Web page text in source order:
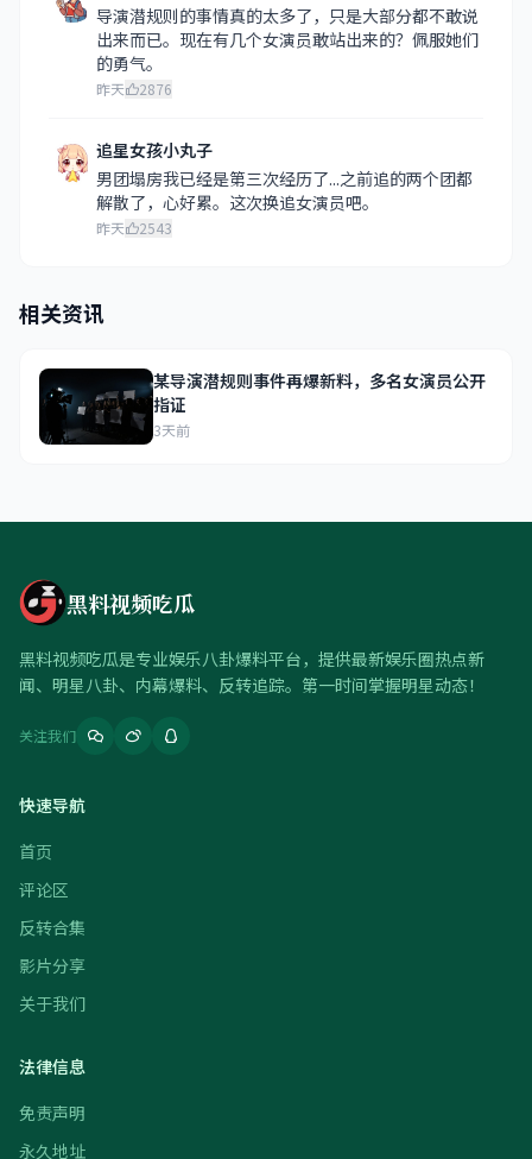
导演潜规则的事情真的太多了，只是大部分都不敢说
出来而已。现在有几个女演员敢站出来的？佩服她们
的勇气。
昨天 2876
追星女孩小丸子
男团塌房我已经是第三次经历了...之前追的两个团都
解散了，心好累。这次换追女演员吧。
昨天 2543
相关资讯
某导演潜规则事件再爆新料，多名女演员公开
指证
3天前
黑料视频吃瓜
黑料视频吃瓜是专业娱乐八卦爆料平台，提供最新娱乐圈热点新
闻、明星八卦、内幕爆料、反转追踪。第一时间掌握明星动态！
关注我们
快速导航
首页
评论区
反转合集
影片分享
关于我们
法律信息
免责声明
永久地址